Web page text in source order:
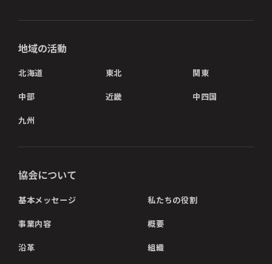
地域の活動
北海道 東北 関東
中部 近畿 中四国
九州
協会について
基本メッセージ 私たちの役割
事業内容 概要
沿革 組織